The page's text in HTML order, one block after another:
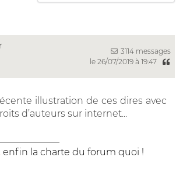
3114 messages
le 26/07/2019 à 19:47
illustration de ces dires avec
d’auteurs sur internet...
enfin la charte du forum quoi !